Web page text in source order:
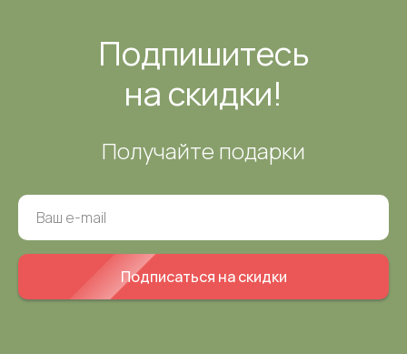
Подпишитесь
на скидки!
Получайте подарки
Подписаться на скидки